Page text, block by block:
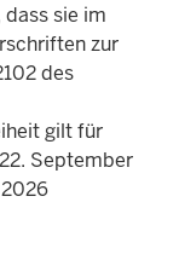
sie im
zur
des
gilt für
September